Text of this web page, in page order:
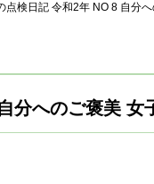
点検日記 令和2年 NO 8 自分
分へのご褒美 女